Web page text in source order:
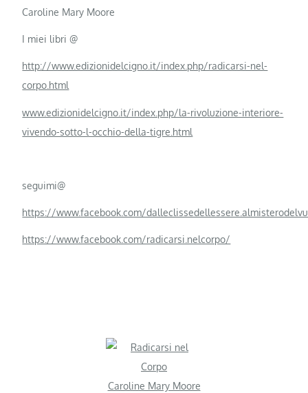
Caroline Mary Moore
I miei libri @
http://www.edizionidelcigno.it/index.php/radicarsi-nel-
corpo.html
www.edizionidelcigno.it/index.php/la-rivoluzione-interiore-
vivendo-sotto-l-occhio-della-tigre.html
seguimi@
https://www.facebook.com/
https://www.facebook.com/radicarsi.nelcorpo/
Caroline Mary Moore